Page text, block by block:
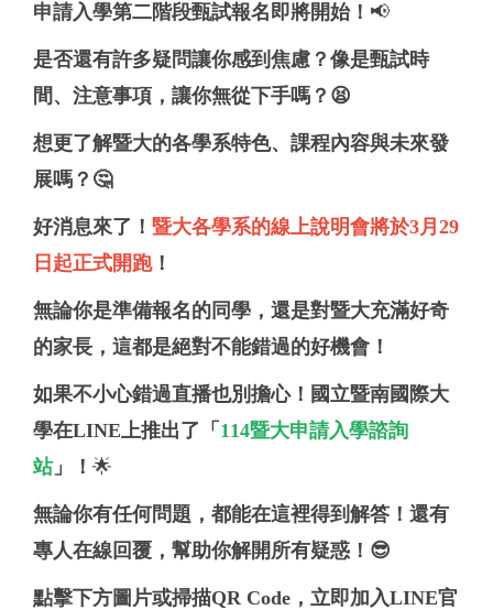
申請入學第二階段甄試報名即將開始！ 📢
是否還有許多疑問讓你感到焦慮？像是甄試時
間、注意事項，讓你無從下手嗎 ？ 😫
想更了解暨大的各學系特色、課程內容與未來發
展嗎？ 🤔
好消息來了 ！ 暨大各學系的線上說明會將於3月29
日起正式開跑！
無論你是準備報名的同學，還是對暨大充滿好奇
的家長，這都是絕對不能錯過的好機會！
如果不小心錯過直播也別擔心！國立暨南國際大
學在LINE上推出了 「 114暨大申請入學諮詢
站」 ！ 🌟
無論你有任何問題，都能在這裡得到解答！還有
專人在線回覆，幫助你解開所有疑惑！😎
點擊下方圖片或掃描QR Code，立即加入LINE官